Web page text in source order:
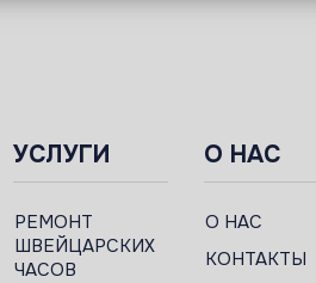
УСЛУГИ
РЕМОНТ
ШВЕЙЦАРСКИХ
ЧАСОВ
О НАС
О НАС
КОНТАКТЫ